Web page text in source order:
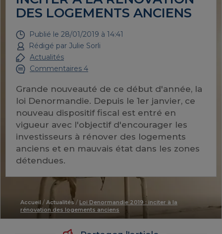
DES LOGEMENTS ANCIENS
Publié le 28/01/2019 à 14:41
Rédigé par Julie Sorli
Actualités
Commentaires 4
Grande nouveauté de ce début d'année, la
loi Denormandie. Depuis le 1er janvier, ce
nouveau dispositif fiscal est entré en
vigueur avec l'objectif d'encourager les
investisseurs à rénover des logements
anciens et en mauvais état dans les zones
détendues.
Accueil / Actualités / Loi Denormandie 2019 : inciter à la
rénovation des logements anciens